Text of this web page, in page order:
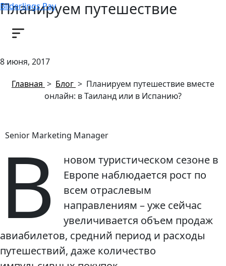
Bilderlings Pay
Планируем путешествие
вместе онлайн: в Таиланд или в
Испанию?
8 июня, 2017
Главная > Блог > Планируем путешествие вместе
онлайн: в Таиланд или в Испанию?
Senior Marketing Manager
В
новом туристическом сезоне в
Европе наблюдается рост по
всем отраслевым
направлениям – уже сейчас
увеличивается объем продаж
авиабилетов, средний период и расходы
путешествий, даже количество